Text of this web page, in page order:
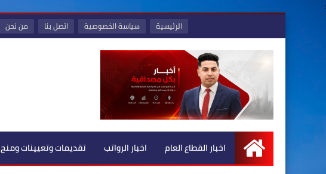
:
الرئيسية سياسة الخصوصية اتصل بنا من نحن
الرئيسية
اخبار القطاع العام اخبار الرواتب تقديمات وتعيينات ومنح